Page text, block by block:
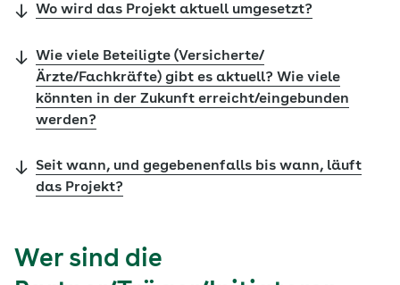
Wo wird das Projekt aktuell umgesetzt?
Wie viele Beteiligte (Versicherte/
Ärzte/Fachkräfte) gibt es aktuell? Wie viele
könnten in der Zukunft erreicht/eingebunden
werden?
Seit wann, und gegebenenfalls bis wann, läuft
das Projekt?
Wer sind die